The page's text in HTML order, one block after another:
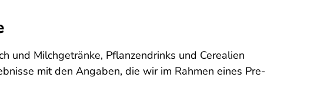
und Milchgetränke, Pflanzendrinks und Cerealien
mit den Angaben, die wir im Rahmen eines Pre-